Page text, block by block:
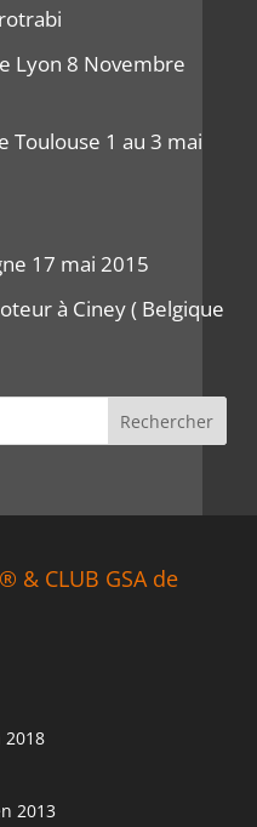
Lyon 8 Novembre
Toulouse 1 au 3 mai
17 mai 2015
à Ciney ( Belgique
& CLUB GSA de
2018
2013